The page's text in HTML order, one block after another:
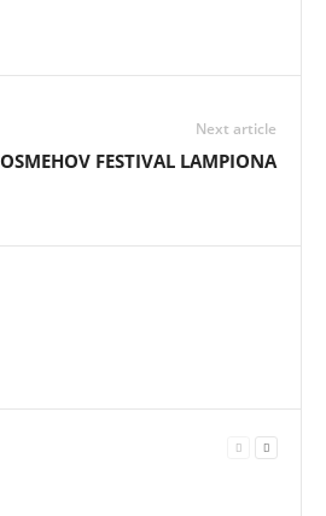
Next article
FESTIVAL LAMPIONA